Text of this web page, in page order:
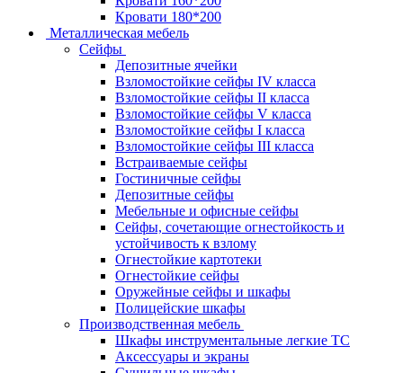
Кровати 180*200
Металлическая мебель
Сейфы
Депозитные ячейки
Взломостойкие сейфы IV класса
Взломостойкие сейфы II класса
Взломостойкие сейфы V класса
Взломостойкие сейфы I класса
Взломостойкие сейфы III класса
Встраиваемые сейфы
Гостиничные сейфы
Депозитные сейфы
Мебельные и офисные сейфы
Сейфы, сочетающие огнестойкость и
устойчивость к взлому
Огнестойкие картотеки
Огнестойкие сейфы
Оружейные сейфы и шкафы
Полицейские шкафы
Производственная мебель
Шкафы инструментальные легкие ТС
Аксессуары и экраны